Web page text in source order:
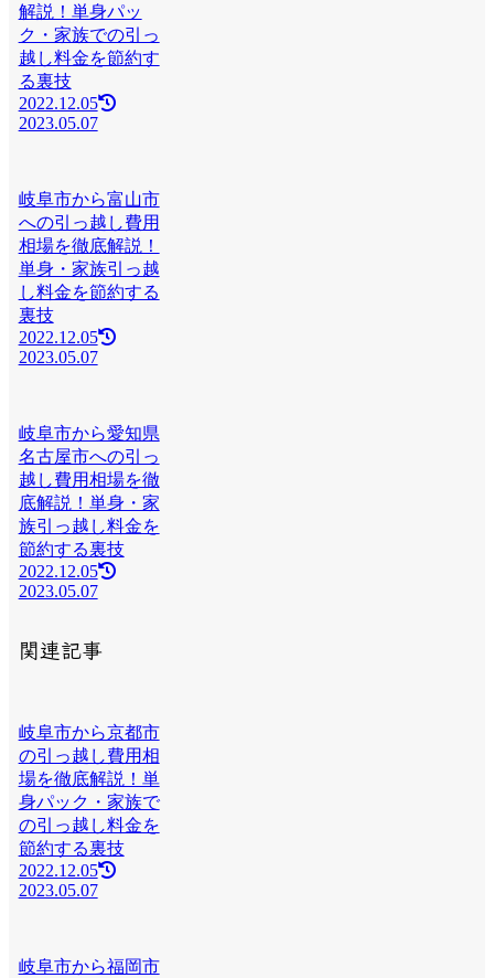
解説！単身パッ
ク・家族での引っ
越し料金を節約す
る裏技
2022.12.05
2023.05.07
岐阜市から富山市
への引っ越し費用
相場を徹底解説！
単身・家族引っ越
し料金を節約する
裏技
2022.12.05
2023.05.07
岐阜市から愛知県
名古屋市への引っ
越し費用相場を徹
底解説！単身・家
族引っ越し料金を
節約する裏技
2022.12.05
2023.05.07
関連記事
岐阜市から京都市
の引っ越し費用相
場を徹底解説！単
身パック・家族で
の引っ越し料金を
節約する裏技
2022.12.05
2023.05.07
岐阜市から福岡市